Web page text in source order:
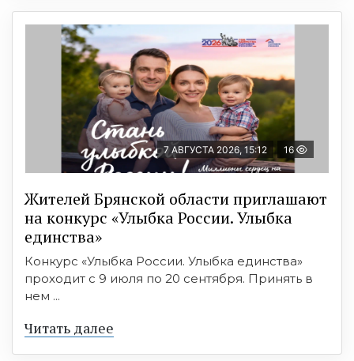
7 АВГУСТА 2026, 15:12 16
Жителей Брянской области приглашают
на конкурс «Улыбка России. Улыбка
единства»
Конкурс «Улыбка России. Улыбка единства»
проходит с 9 июля по 20 сентября. Принять в
нем ...
Читать далее